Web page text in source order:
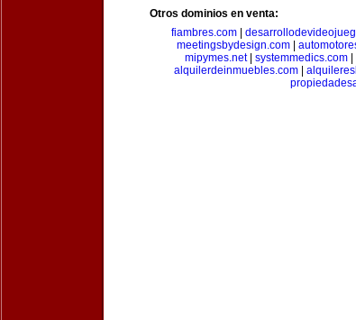
Otros dominios en venta:
fiambres.com|
meetingsbydesign.com|
mipymes.net| systemmedics.com
alquilerdeinmuebles.com|